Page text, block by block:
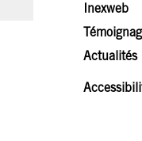
Inexweb
Actualités